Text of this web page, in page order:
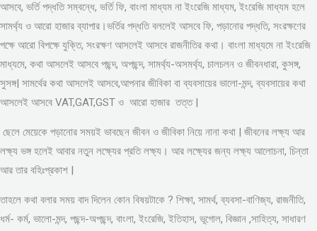
আসবে, ভর্তি পদ্ধতি সম্বন্ধে, ভর্তি ফি, বাংলা মাধ্যম না ইংরেজি মাধ্যম, ইংরেজি মাধ্যম হলে
সামর্থ্য ও আরো হাজার ব্যাপার।ভর্তির পদ্ধতি বললেই আসবে ফি, পড়ানোর পদ্ধতি, সংরক্ষণের
পক্ষে আরো বিপক্ষে যুক্তি, সংরক্ষণ আসলেই আসবে রাজনীতির কথা। বাংলা মাধ্যমে না ইংরেজি
মাধ্যমে, কথা আসলেই আসবে পছন্দ, অপছন্দ, সামর্থ্য-অসমর্থ্য, চালচলন ও জীবনধারা, কুসঙ্গ,
সুসঙ্গ| সামর্থের কথা আসলেই আসবে,আপনার জীবিকা বা ব্যবসায়ের ভালো-মন্দ, ব্যবসায়ের কথা
আসলেই আসবে VAT,GAT,GST ও আরো হাজার তত্ত |
ছেলে মেয়েকে পড়ানোর সময়ই ভাবছেন জীবন ও জীবিকা নিয়ে নানা কথা | জীবনের লক্ষ্য আর
লক্ষ্য ভঙ্গ হলেই আবার নতুন লক্ষ্যের প্রতি লক্ষ্য। আর লক্ষ্যের জন্য লক্ষ্য আলোচনা, চিন্তা
আর তার বহিঃপ্রকাশ |
তাহলে কথা বলার সময় বাদ দিলেন কোন বিষয়টাকে ? শিক্ষা, সামর্থ, ব্যবসা-বাণিজ্য, রাজনীতি,
ধর্ম- কর্ম, ভালো-মন্দ, পছন্দ-অপছন্দ, বাংলা, ইংরেজি, ইতিহাস, ভূগোল, বিজ্ঞান ,সাহিত্য, সাধারণ